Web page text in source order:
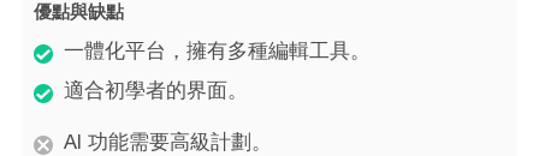
優點與缺點
一體化平台，擁有多種編輯工具。
適合初學者的界面。
AI 功能需要高級計劃。